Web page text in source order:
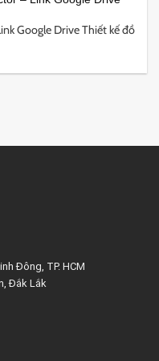
Google Drive Thiết kế đồ
Đông, TP. HCM
Đắk Lắk